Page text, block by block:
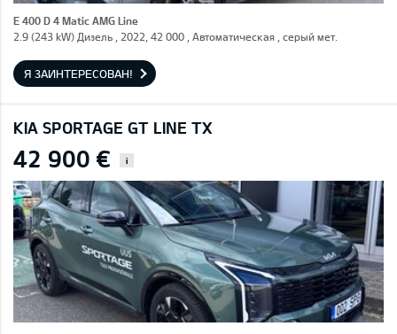
E 400 D 4 Matic AMG Line
2.9 (243 kW) Дизель , 2022, 42 000 , Автоматическая , серый мет.
Я ЗАИНТЕРЕСОВАН!
KIA SPORTAGE GT LINE TX
42 900 € i